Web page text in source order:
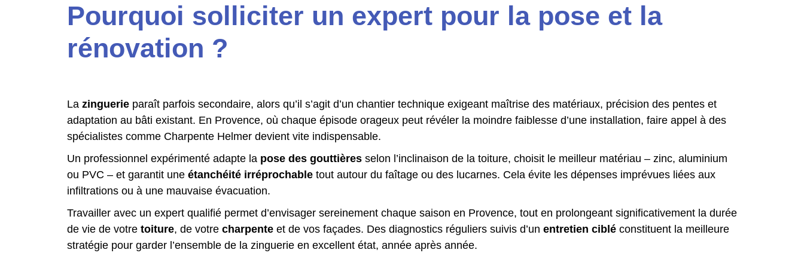
Pourquoi solliciter un expert pour la pose et la
rénovation ?
La zinguerie paraît parfois secondaire, alors qu’il s’agit d’un chantier technique exigeant maîtrise des matériaux, précision des pentes et
adaptation au bâti existant. En Provence, où chaque épisode orageux peut révéler la moindre faiblesse d’une installation, faire appel à des
spécialistes comme Charpente Helmer devient vite indispensable.
Un professionnel expérimenté adapte la pose des gouttières selon l’inclinaison de la toiture, choisit le meilleur matériau – zinc, aluminium
ou PVC – et garantit une étanchéité irréprochable tout autour du faîtage ou des lucarnes. Cela évite les dépenses imprévues liées aux
infiltrations ou à une mauvaise évacuation.
Travailler avec un expert qualifié permet d’envisager sereinement chaque saison en Provence, tout en prolongeant significativement la durée
de vie de votre toiture, de votre charpente et de vos façades. Des diagnostics réguliers suivis d’un entretien ciblé constituent la meilleure
stratégie pour garder l’ensemble de la zinguerie en excellent état, année après année.